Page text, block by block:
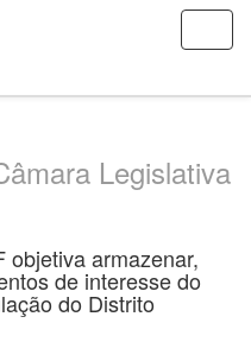
Legislativa
objetiva armazenar,
de interesse do
do Distrito